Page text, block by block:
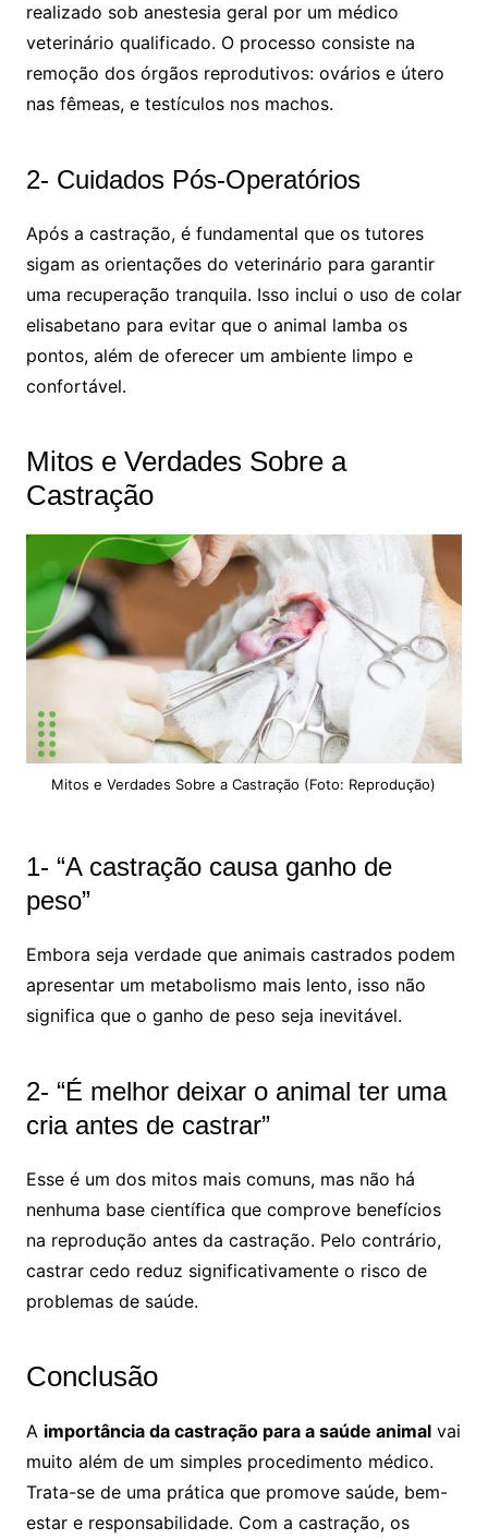
realizado sob anestesia geral por um médico
veterinário qualificado. O processo consiste na
remoção dos órgãos reprodutivos: ovários e útero
nas fêmeas, e testículos nos machos.
2- Cuidados Pós-Operatórios
Após a castração, é fundamental que os tutores
sigam as orientações do veterinário para garantir
uma recuperação tranquila. Isso inclui o uso de colar
elisabetano para evitar que o animal lamba os
pontos, além de oferecer um ambiente limpo e
confortável.
Mitos e Verdades Sobre a
Castração
Mitos e Verdades Sobre a Castração (Foto: Reprodução)
1- “A castração causa ganho de
peso”
Embora seja verdade que animais castrados podem
apresentar um metabolismo mais lento, isso não
significa que o ganho de peso seja inevitável.
2- “É melhor deixar o animal ter uma
cria antes de castrar”
Esse é um dos mitos mais comuns, mas não há
nenhuma base científica que comprove benefícios
na reprodução antes da castração. Pelo contrário,
castrar cedo reduz significativamente o risco de
problemas de saúde.
Conclusão
A importância da castração para a saúde animalvai
muito além de um simples procedimento médico.
Trata-se de uma prática que promove saúde, bem-
estar e responsabilidade. Com a castração, os